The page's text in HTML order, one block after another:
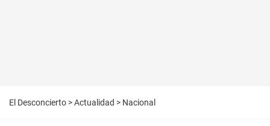
El Desconcierto >Actualidad > Nacional